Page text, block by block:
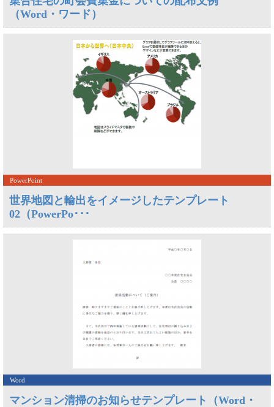
（Word・ワード）
PowerPoint
世界地図と輸出をイメージしたテンプレート
02（PowerPo･･･
Word
マンション清掃のお知らせテンプレート（Word・